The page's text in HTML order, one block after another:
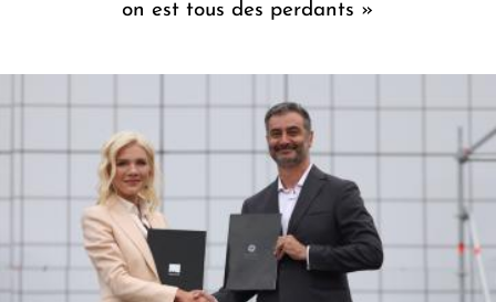
on est tous des perdants »